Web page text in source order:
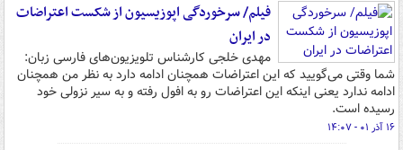
فیلم/ سرخوردگی اپوزیسیون از شکست اعتراضات
در ایران
مهدی خلجی کارشناس تلویزیون‌های فارسی زبان:
شما وقتی می‌گویید که این اعتراضات همچنان ادامه دارد به نظر من همچنان
ادامه ندارد یعنی اینکه این اعتراضات رو به افول رفته و به سیر نزولی خود
رسیده است.
۱۶ آذر ۰۱ - ۱۴:۰۷